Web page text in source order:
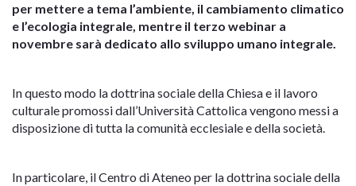
per mettere a tema l’ambiente, il cambiamento climatico
e l’ecologia integrale, mentre il terzo webinar a
novembre sarà dedicato allo sviluppo umano integrale.
In questo modo la dottrina sociale della Chiesa e il lavoro
culturale promossi dall’Università Cattolica vengono messi a
disposizione di tutta la comunità ecclesiale e della società.
In particolare, il Centro di Ateneo per la dottrina sociale della